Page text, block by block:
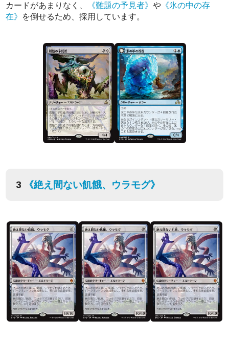
カードがあまりなく、
《難題の予見者》や 《氷の中の存
在》 を倒せるため、採用しています。
3 《絶え間ない飢餓、ウラモグ》